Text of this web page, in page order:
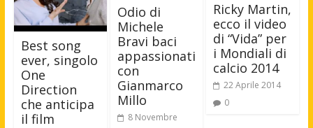
Best song
ever, singolo
One
Direction
che anticipa
il film
Odio di
Michele
Bravi baci
appassionati
con
Gianmarco
Millo
8 Novembre
Ricky Martin,
ecco il video
di “Vida” per
i Mondiali di
calcio 2014
22 Aprile 2014
0